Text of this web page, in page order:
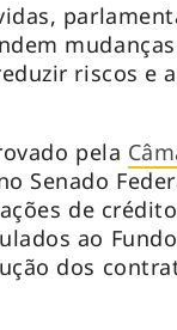
riscos e
pela
Senado
de
ao
dos